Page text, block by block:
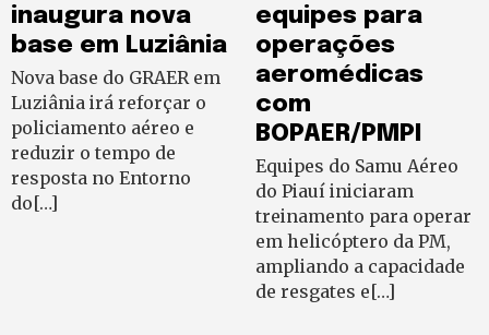
inaugura nova
base em Luziânia
Nova base do GRAER em
Luziânia irá reforçar o
policiamento aéreo e
reduzir o tempo de
resposta no Entorno
do[…]
equipes para
operações
aeromédicas
com
BOPAER/PMPI
Equipes do Samu Aéreo
do Piauí iniciaram
treinamento para operar
em helicóptero da PM,
ampliando a capacidade
de resgates e[…]